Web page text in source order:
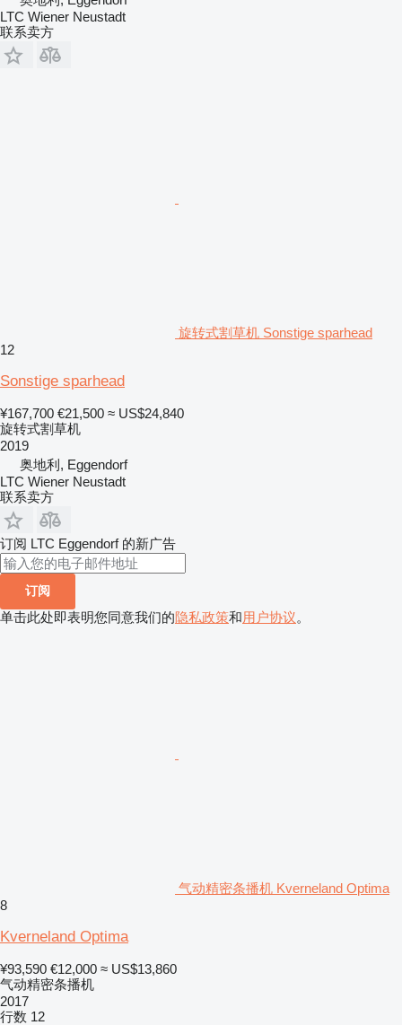
LTC Wiener Neustadt
联系卖方
旋转式割草机 Sonstige sparhead
12
Sonstige sparhead
¥167,700 €21,500 ≈ US$24,840
旋转式割草机
2019
奥地利, Eggendorf
LTC Wiener Neustadt
联系卖方
订阅 LTC Eggendorf 的新广告
订阅
单击此处即表明您同意我们的隐私政策和用户协议。
气动精密条播机 Kverneland Optima
8
Kverneland Optima
¥93,590 €12,000 ≈ US$13,860
气动精密条播机
2017
行数 12